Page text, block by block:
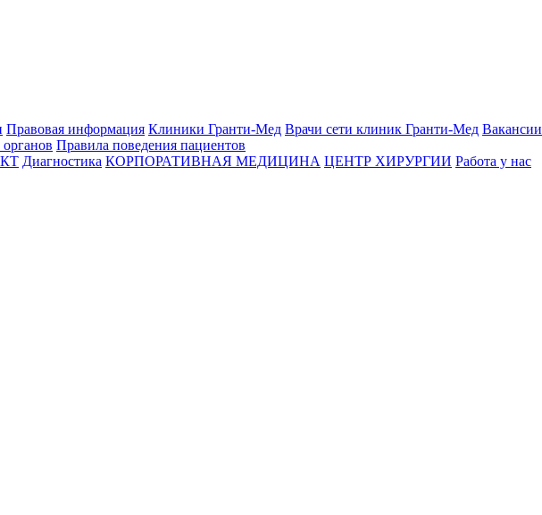
Правовая информация Клиники Гранти-Мед Врачи сети клиник Гранти-Мед Вакансии
Правила поведения пациентов
Диагностика КОРПОРАТИВНАЯ МЕДИЦИНА ЦЕНТР ХИРУРГИИ Работа у нас